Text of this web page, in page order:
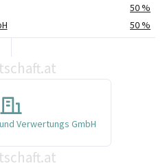
50 %
50 %
Verwertungs GmbH